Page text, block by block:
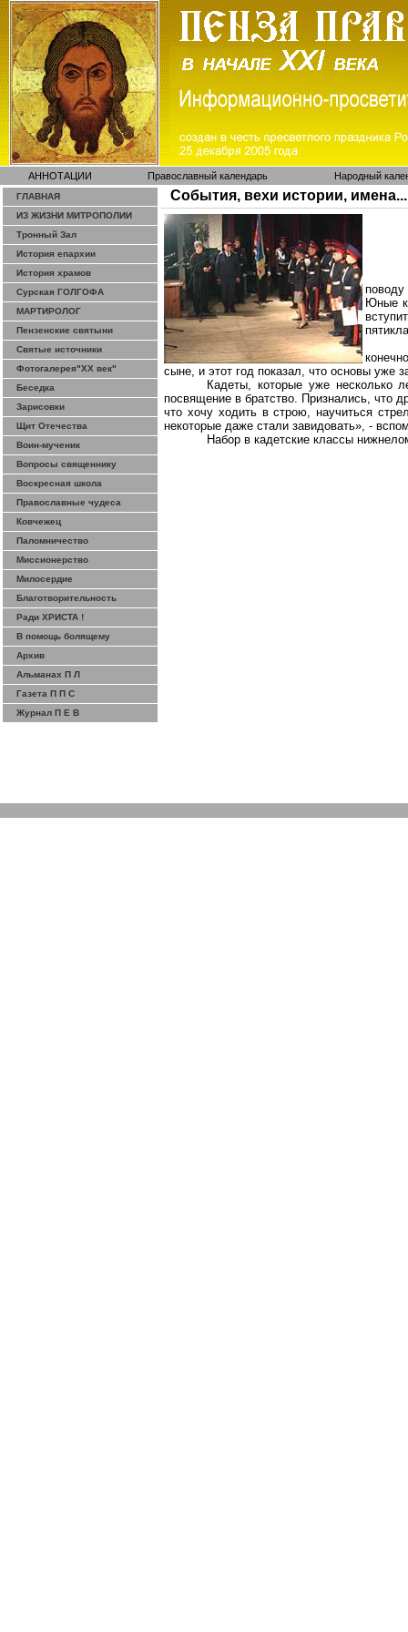
АННОТАЦИИ Православный календарь Народный
ГЛАВНАЯ
ИЗ ЖИЗНИ МИТРОПОЛИИ
Тронный Зал
История епархии
История храмов
Сурская ГОЛГОФА
МАРТИРОЛОГ
Пензенские святыни
Святые источники
Фотогалерея"ХХ век"
Беседка
Зарисовки
Щит Отечества
Воин-мученик
Вопросы священнику
Воскресная школа
Православные чудеса
Ковчежец
Паломничество
Миссионерство
Милосердие
Благотворительность
Ради ХРИСТА !
В помощь болящему
Архив
Альманах П Л
Газета П П С
Журнал П Е В
События, вехи истории, имена...
Юные
сыне, и этот год показал, что основы уже
Кадеты, которые уже несколько
посвящение в братство. Признались, что
что хочу ходить в строю, научиться
некоторые даже стали завидовать», -
Набор в кадетские классы